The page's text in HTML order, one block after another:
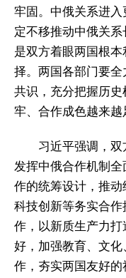
牢固。中俄关系进
定不移推动中俄关系
是双方着眼两国根
择。两国各部门要
共识，充分把握历
牢、合作成色越来越
习近平强调，
发挥中俄合作机制
作的统筹设计，推动
科技创新等务实合
作，以新质生产力
好，加强教育、文
作，夯实两国友好的